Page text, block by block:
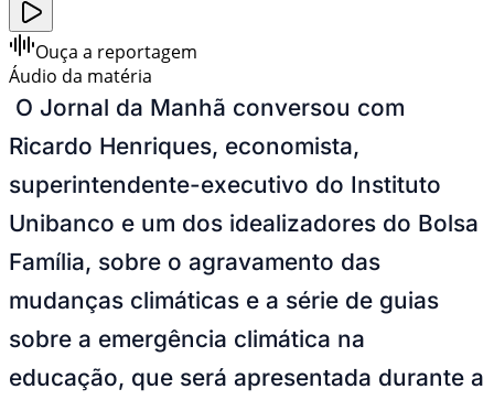
Ouça a reportagem
Áudio da matéria
O Jornal da Manhã conversou com
Ricardo Henriques, economista,
superintendente-executivo do Instituto
Unibanco e um dos idealizadores do Bolsa
Família, sobre o agravamento das
mudanças climáticas e a série de guias
sobre a emergência climática na
educação, que será apresentada durante a